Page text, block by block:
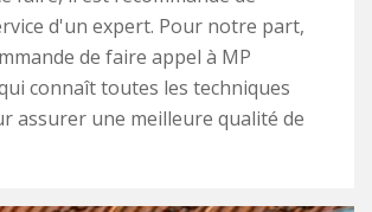
d'un expert. Pour notre part,
de faire appel à MP
connaît toutes les techniques
assurer une meilleure qualité de